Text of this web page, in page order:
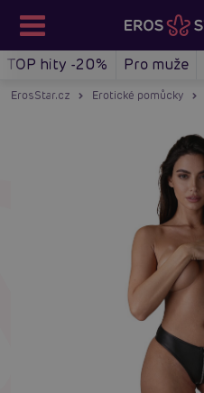
TOP hity -20% Pro muže
ErosStar.cz Erotické pomůcky